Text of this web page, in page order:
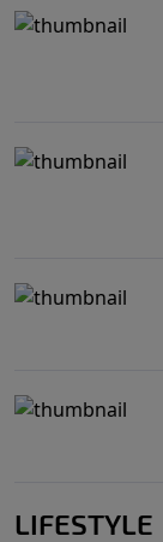
LIFESTYLE